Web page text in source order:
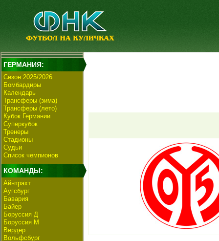
ГЕРМАНИЯ:
Сезон 2025/2026
Бомбардиры
Календарь
Трансферы (зима)
Трансферы (лето)
Кубок Германии
Суперкубок
Тренеры
Стадионы
Судьи
Список чемпионов
КОМАНДЫ:
Айнтрахт
Аугсбург
Бавария
Байер
Боруссия Д
Боруссия М
Вердер
Вольфсбург